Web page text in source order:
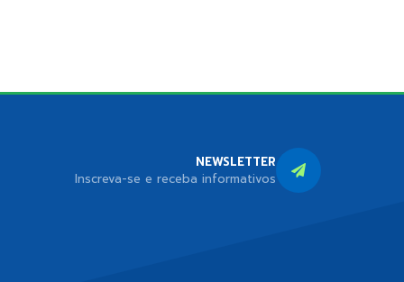
NEWSLETTER
Inscreva-se e receba informativos